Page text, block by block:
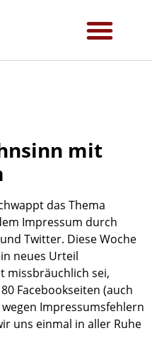
mit
das Thema
Impressum durch
Twitter. Diese Woche
neues Urteil
missbräuchlich sei,
Facebookseiten (auch
Impressumsfehlern
uns einmal in aller Ruhe